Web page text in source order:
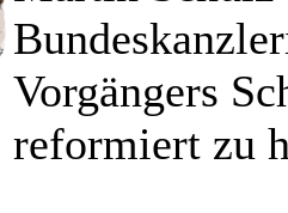
Vorgängers
reformiert zu